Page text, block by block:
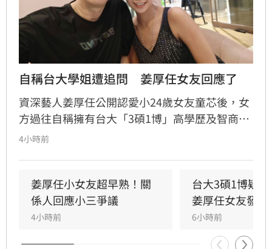
自稱台大學姐遭追問　姜厚任女友回應了
資深藝人姜厚任公開認愛小24歲女友童芯後，女
方過往自稱擁有台大「3碩1博」高學歷及智商
146等背景引發外界高度質疑。童芯日前於社群
件，導致話題持續發酵，網友針對其學歷真實性
仍存有諸多疑問。面對女友身陷輿論風波，姜厚
任展現力挺態度，笑稱兩人的戀情已像偵探片，
4小時前
姜厚任小女友超早熟！關
係人回應小三爭議
4小時前
台大3碩1博疑
姜厚任女友發聲
6小時前